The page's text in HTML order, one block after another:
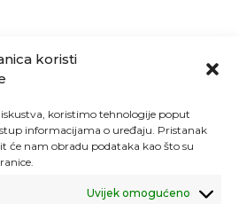
koristi
koristimo tehnologije poput
informacijama o uređaju. Pristanak
će nam obradu podataka kao što su
Uvijek omogućeno